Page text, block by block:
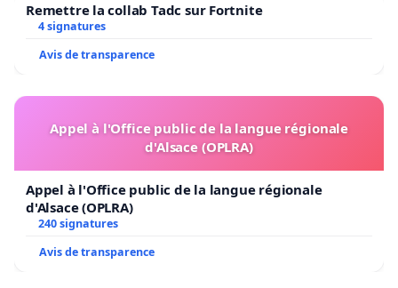
Remettre la collab Tadc sur Fortnite
4 signatures
Avis de transparence
Appel à l'Office public de la langue régionale
d'Alsace (OPLRA)
Appel à l'Office public de la langue régionale
d'Alsace (OPLRA)
240 signatures
Avis de transparence